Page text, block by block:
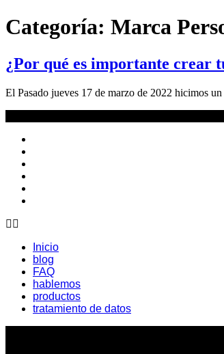
Categoría: Marca
¿Por qué es importante crear
El Pasado jueves 17 de marzo de 2022 hicimos
Inicio
blog
FAQ
hablemos
productos
tratamiento de datos